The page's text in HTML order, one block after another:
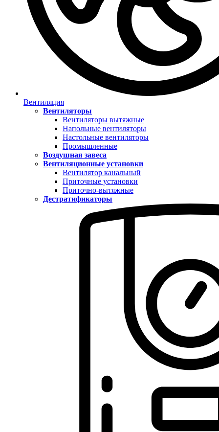
Вентиляция
Вентиляторы
Вентиляторы вытяжные
Напольные вентиляторы
Настольные вентиляторы
Промышленные
Воздушная завеса
Вентиляционные установки
Вентилятор канальный
Приточные установки
Приточно-вытяжные
Дестратификаторы